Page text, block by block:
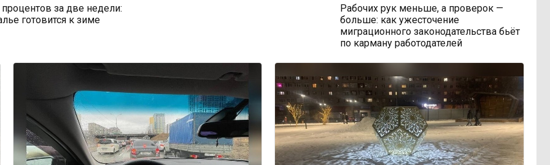
за две недели:
готовится к зиме
Рабочих рук меньше, а проверок —
больше: как ужесточение
миграционного законодательства бьёт
по карману работодателей